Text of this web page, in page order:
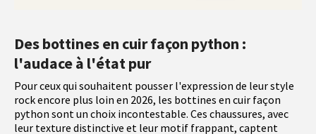
Des bottines en cuir façon python :
l'audace à l'état pur
Pour ceux qui souhaitent pousser l'expression de leur style
rock encore plus loin en 2026, les bottines en cuir façon
python sont un choix incontestable. Ces chaussures, avec
leur texture distinctive et leur motif frappant, captent